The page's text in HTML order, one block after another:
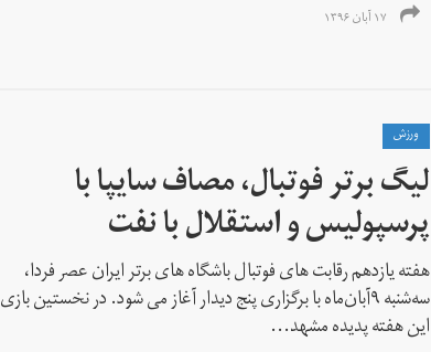
۱۷ آبان ۱۳۹۶
ورزش
لیگ برتر فوتبال، مصاف سایپا با
پرسپولیس و استقلال با نفت
هفته یازدهم رقابت های فوتبال باشگاه های برتر ایران عصر فردا،
سه‌شنبه ۹آبان‌ماه با برگزاری پنج دیدار آغاز می شود. در نخستین بازی
این هفته پدیده مشهد...